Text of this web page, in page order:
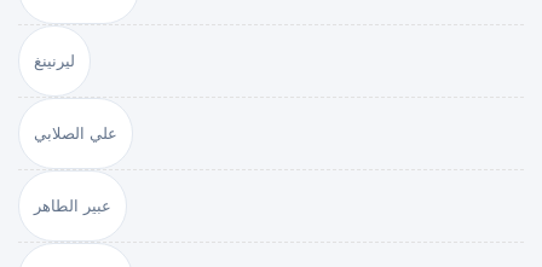
ليرنينغ
علي الصلابي
عبير الطاهر